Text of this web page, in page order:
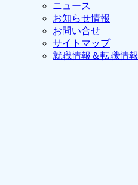
ニュース
お知らせ情報
お問い合せ
サイトマップ
就職情報＆転職情報